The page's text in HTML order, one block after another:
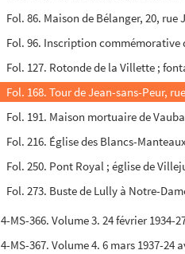
Fol. 86. Maison de Bélanger, 20,
Fol. 96. Inscription commémorative
Fol. 127. Rotonde de la Villette ;
Fol. 168. Tour de Jean-sans-Peur,
Fol. 191. Maison mortuaire de
Fol. 216. Église des Blancs-
Fol. 250. Pont Royal ; église de
Fol. 273. Buste de Lully à Notre-
4-MS-366. Volume 3. 24 février 1934-
4-MS-367. Volume 4. 6 mars 1937-24